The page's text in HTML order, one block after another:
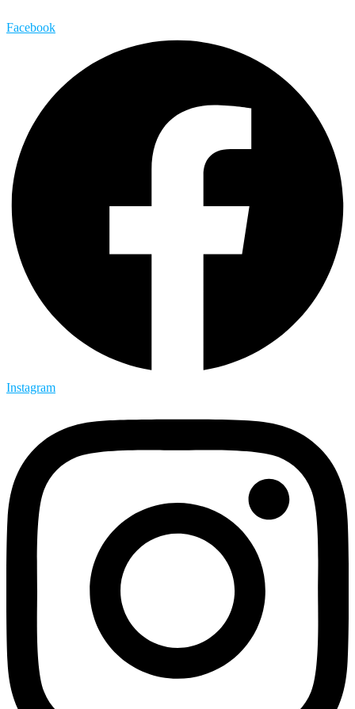
Facebook
Instagram